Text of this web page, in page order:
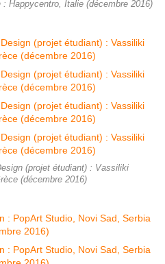
Happycentro, Italie (décembre 2016)
(projet étudiant) : Vassiliki
(décembre 2016)